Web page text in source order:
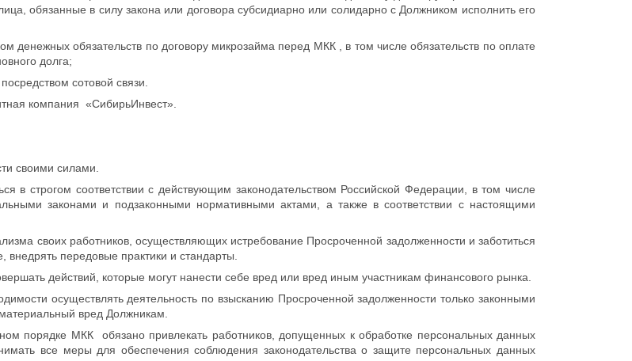
обязанные в силу закона или договора субсидиарно или солидарно с Должником исполнить его
денежных обязательств по договору микрозайма перед МКК , в том числе обязательств по оплате
долга;
сотовой связи.
компания «СибирьИнвест».
своими силами.
в строгом соответствии с действующим законодательством Российской Федерации, в том числе
законами и подзаконными нормативными актами, а также в соответствии с настоящими
своих работников, осуществляющих истребование Просроченной задолженности и заботиться
передовые практики и стандарты.
действий, которые могут нанести себе вред или вред иным участникам финансового рынка.
осуществлять деятельность по взысканию Просроченной задолженности только законными
вред Должникам.
порядке МКК обязано привлекать работников, допущенных к обработке персональных данных
все меры для обеспечения соблюдения законодательства о защите персональных данных